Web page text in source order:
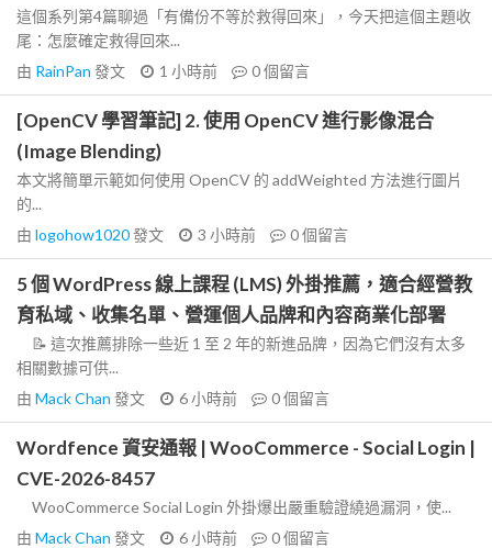
這個系列第4篇聊過「有備份不等於救得回來」，今天把這個主題收
尾：怎麼確定救得回來...
由 RainPan 發文 1 小時前 0個留言
[OpenCV 學習筆記] 2. 使用 OpenCV 進行影像混合
(Image Blending)
本文將簡單示範如何使用 OpenCV 的 addWeighted 方法進行圖片
的...
由 logohow1020發文 3 小時前 0個留言
5 個 WordPress 線上課程 (LMS) 外掛推薦，適合經營教
育私域、收集名單、營運個人品牌和內容商業化部署
📝 這次推薦排除一些近 1 至 2 年的新進品牌，因為它們沒有太多
相關數據可供...
由 Mack Chan 發文 6 小時前 0個留言
Wordfence 資安通報 | WooCommerce - Social Login |
CVE-2026-8457
WooCommerce Social Login 外掛爆出嚴重驗證繞過漏洞，使...
由 Mack Chan 發文 6 小時前 0個留言